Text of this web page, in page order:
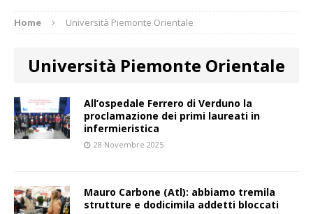
Home Università Piemonte Orientale
Università Piemonte Orientale
All’ospedale Ferrero di Verduno la
proclamazione dei primi laureati in
infermieristica
28 Novembre 2025
Mauro Carbone (Atl): abbiamo tremila
strutture e dodicimila addetti bloccati